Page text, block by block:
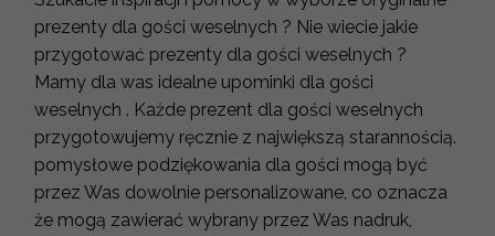
prezenty dla gości weselnych ? Nie wiecie jakie
przygotować prezenty dla gości weselnych ?
Mamy dla was idealne upominki dla gości
weselnych . Każde prezent dla gości weselnych
przygotowujemy ręcznie z największą starannością.
pomysłowe podziękowania dla gości mogą być
przez Was dowolnie personalizowane, co oznacza
że mogą zawierać wybrany przez Was nadruk,